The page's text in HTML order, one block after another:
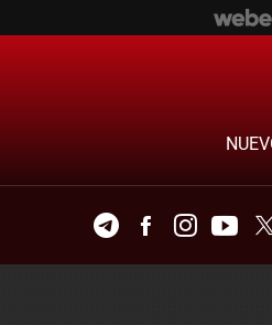
TelegramFacebook